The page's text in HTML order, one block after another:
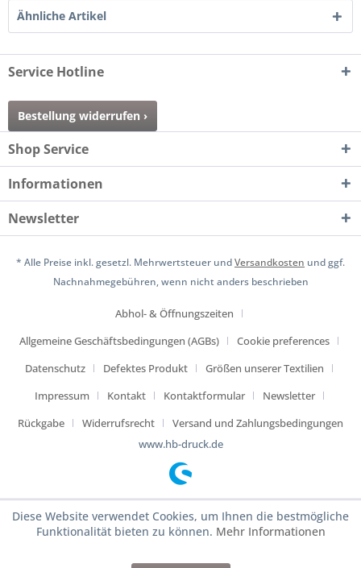
Ähnliche Artikel
Service Hotline
Bestellung widerrufen ›
Shop Service
Informationen
Newsletter
* Alle Preise inkl. gesetzl. Mehrwertsteuer undVersandkosten und ggf.
Nachnahmegebühren, wenn nicht anders beschrieben
Abhol- & Öffnungszeiten
Allgemeine Geschäftsbedingungen (AGBs)
Cookie preferences
Datenschutz
Defektes Produkt
Größen unserer Textilien
Impressum
Kontakt Kontaktformular
Newsletter
Rückgabe
Widerrufsrecht
Versand und Zahlungsbedingungen
www.hb-druck.de
Diese Website verwendet Cookies, um Ihnen die bestmögliche
Funktionalität bieten zu können. Mehr Informationen